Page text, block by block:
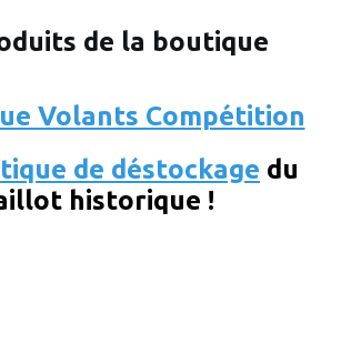
de la boutique
Volants Compétition
de déstockage du
historique !